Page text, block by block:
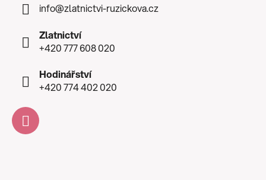
info@zlatnictvi-ruzickova.cz
Zlatnictví
+420 777 608 020
Hodinářství
+420 774 402 020